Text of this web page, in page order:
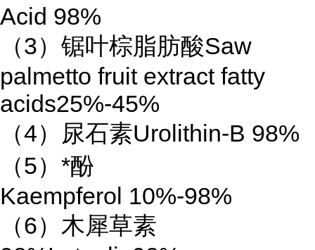
Acid 98%
（3）锯叶棕脂肪酸Saw
palmetto fruit extract fatty
acids25%-45%
（4）尿石素Urolithin-B 98%
（5）*酚
Kaempferol 10%-98%
（6）木犀草素